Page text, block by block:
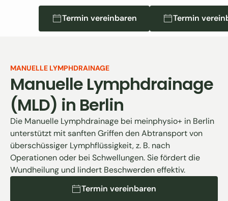
Termin vereinbaren
Termin vereinbaren Termin
Termin
MANUELLE LYMPHDRAINAGE
Manuelle Lymphdrainage
(MLD) in Berlin
Die Manuelle Lymphdrainage bei meinphysio+ in Berlin
unterstützt mit sanften Griffen den Abtransport von
überschüssiger Lymphflüssigkeit, z. B. nach
Operationen oder bei Schwellungen. Sie fördert die
Wundheilung und lindert Beschwerden effektiv.
Termin vereinbarenTermin vereinbaren